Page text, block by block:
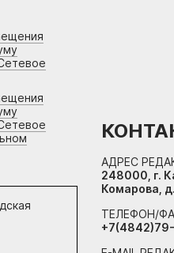
АДРЕС
248000, г.
Комарова,
ТЕЛЕФОН/